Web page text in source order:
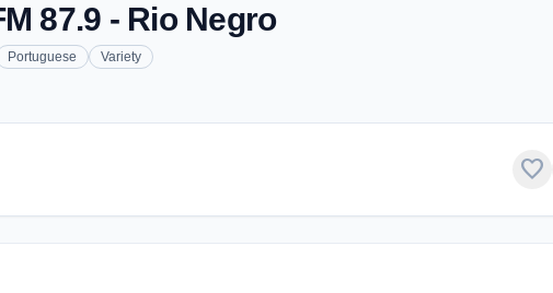
87.9 - Rio Negro
Portuguese Variety
favorite